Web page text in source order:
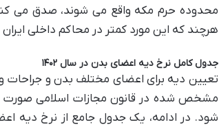
محدوده حرم مکه واقع می شوند، صدق می
هرچند که این مورد کمتر در محاکم داخلی
جدول کامل نرخ دیه اعضای بدن در سال ۱۴۰۲
تعیین دیه برای اعضای مختلف بدن و جراحات
مشخص شده در قانون مجازات اسلامی صورت